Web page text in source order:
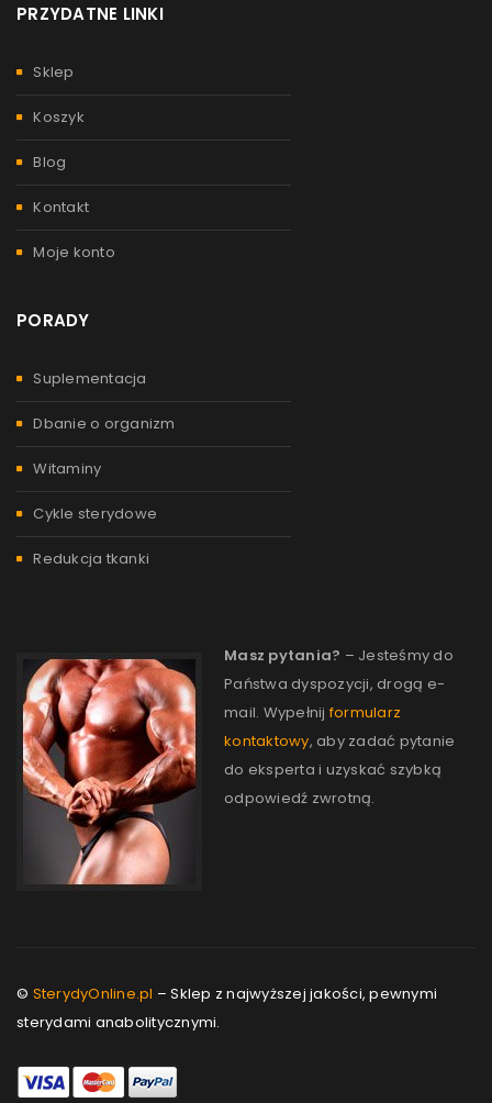
PRZYDATNE LINKI
Sklep
Koszyk
Blog
Kontakt
Moje konto
PORADY
Suplementacja
Dbanie o organizm
Witaminy
Cykle sterydowe
Redukcja tkanki
Masz pytania? – Jesteśmy do
Państwa dyspozycji, drogą e-
mail. Wypełnijformularz
kontaktowy, aby zadać pytanie
do eksperta i uzyskać szybką
odpowiedź zwrotną.
© SterydyOnline.pl – Sklep z najwyższej jakości, pewnymi
sterydami anabolitycznymi.